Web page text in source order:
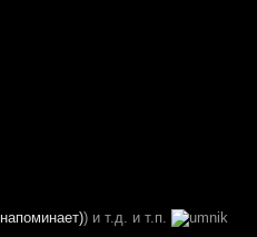
напоминает)) и т.д. и т.п.